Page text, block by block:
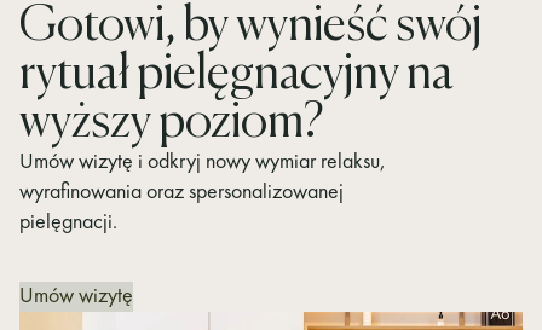
Gotowi, by wynieść swój
rytuał pielęgnacyjny na
wyższy poziom?
Umów wizytę i odkryj nowy wymiar relaksu,
wyrafinowania oraz spersonalizowanej
pielęgnacji.
Umów wizytę